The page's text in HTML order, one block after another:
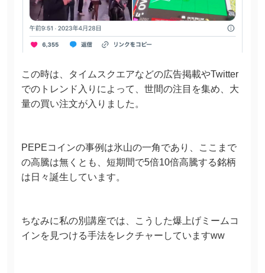
この時は、タイムスクエアなどの広告掲載やTwitter
でのトレンド入りによって、世間の注目を集め、大
量の買い注文が入りました。
PEPEコインの事例は氷山の一角であり、ここまで
の高騰は無くとも、短期間で5倍10倍高騰する銘柄
は日々誕生しています。
ちなみに私の別講座では、こうした爆上げミームコ
インを見つける手法をレクチャーしていますww